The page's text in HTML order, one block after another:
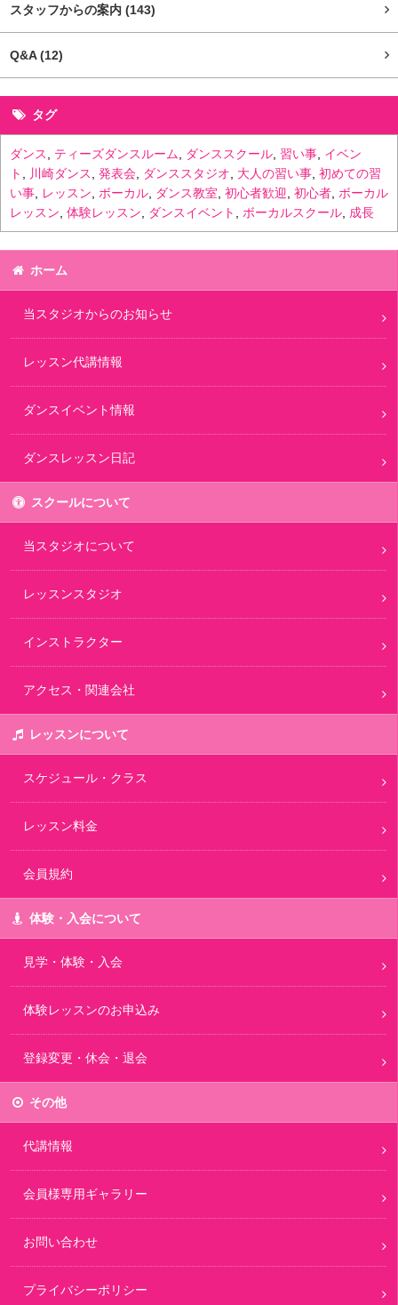
スタッフからの案内 (143)
Q&A(12)
タグ
ダンス ティーズダンスルーム ダンススクール 習い事 イベン
ト
川崎ダンス 発表会 ダンススタジオ 大人の習い事 初めての習
い事
レッスン ボーカル ダンス教室 初心者歓迎 初心者 ボーカル
レッスン 体験レッスン ダンスイベント ボーカルスクール 成長
ホーム
当スタジオからのお知らせ
レッスン代講情報
ダンスイベント情報
ダンスレッスン日記
スクールについて
当スタジオについて
レッスンスタジオ
インストラクター
アクセス・関連会社
レッスンについて
スケジュール・クラス
レッスン料金
会員規約
体験・入会について
見学・体験・入会
体験レッスンのお申込み
登録変更・休会・退会
その他
代講情報
会員様専用ギャラリー
お問い合わせ
プライバシーポリシー